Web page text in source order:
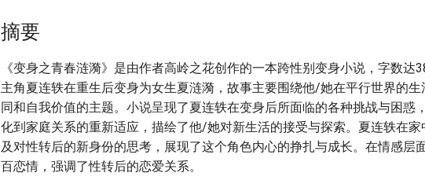
摘要
《变身之青春涟漪》是由作者高岭之花创作的一本跨性别变身小说，字数达
主角夏连轶在重生后变身为女生夏涟漪，故事主要围绕他/她在平行世界的生
同和自我价值的主题。小说呈现了夏连轶在变身后所面临的各种挑战与困惑
化到家庭关系的重新适应，描绘了他/她对新生活的接受与探索。夏连轶在
及对性转后的新身份的思考，展现了这个角色内心的挣扎与成长。在情感层
百恋情，强调了性转后的恋爱关系。